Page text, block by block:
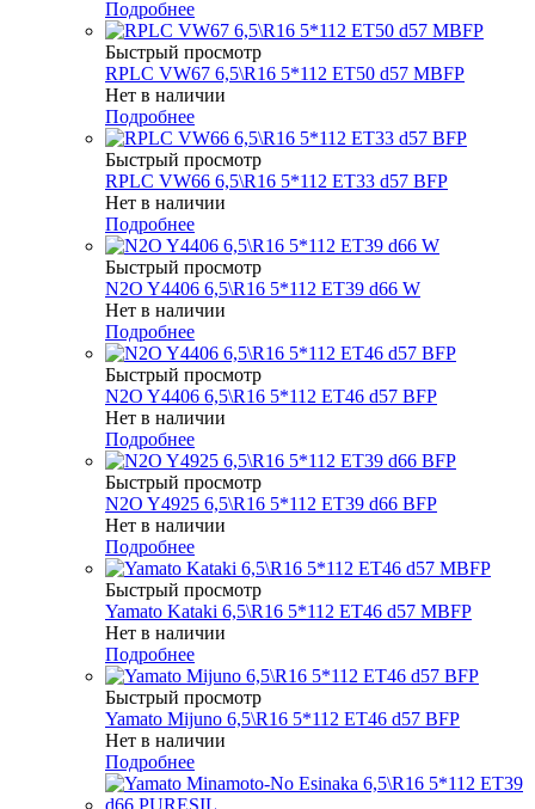
Подробнее
Быстрый просмотр
RPLC VW67 6,5\R16 5*112 ET50 d57 MBFP
Нет в наличии
Подробнее
Быстрый просмотр
RPLC VW66 6,5\R16 5*112 ET33 d57 BFP
Нет в наличии
Подробнее
Быстрый просмотр
N2O Y4406 6,5\R16 5*112 ET39 d66 W
Нет в наличии
Подробнее
Быстрый просмотр
N2O Y4406 6,5\R16 5*112 ET46 d57 BFP
Нет в наличии
Подробнее
Быстрый просмотр
N2O Y4925 6,5\R16 5*112 ET39 d66 BFP
Нет в наличии
Подробнее
Быстрый просмотр
Yamato Kataki 6,5\R16 5*112 ET46 d57 MBFP
Нет в наличии
Подробнее
Быстрый просмотр
Yamato Mijuno 6,5\R16 5*112 ET46 d57 BFP
Нет в наличии
Подробнее